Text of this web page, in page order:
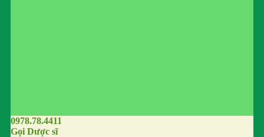
0978.78.4411
Gọi Dược sĩ